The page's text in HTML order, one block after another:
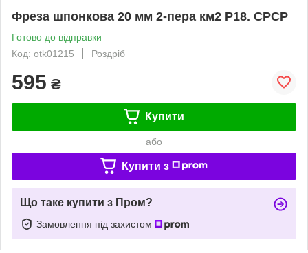
Фреза шпонкова 20 мм 2-пера км2 Р18. СРСР
Готово до відправки
Код: otk01215
Роздріб
595 ₴
Купити
або
Купити з
Що таке купити з Пром?
Замовлення під захистом